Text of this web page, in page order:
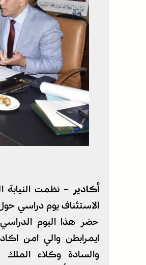
أكادير – نظمت
الاستئناف يوم دراسي حول
حضر هذا اليوم
ايمرابطن والي امن
والسادة وكلاء الملك